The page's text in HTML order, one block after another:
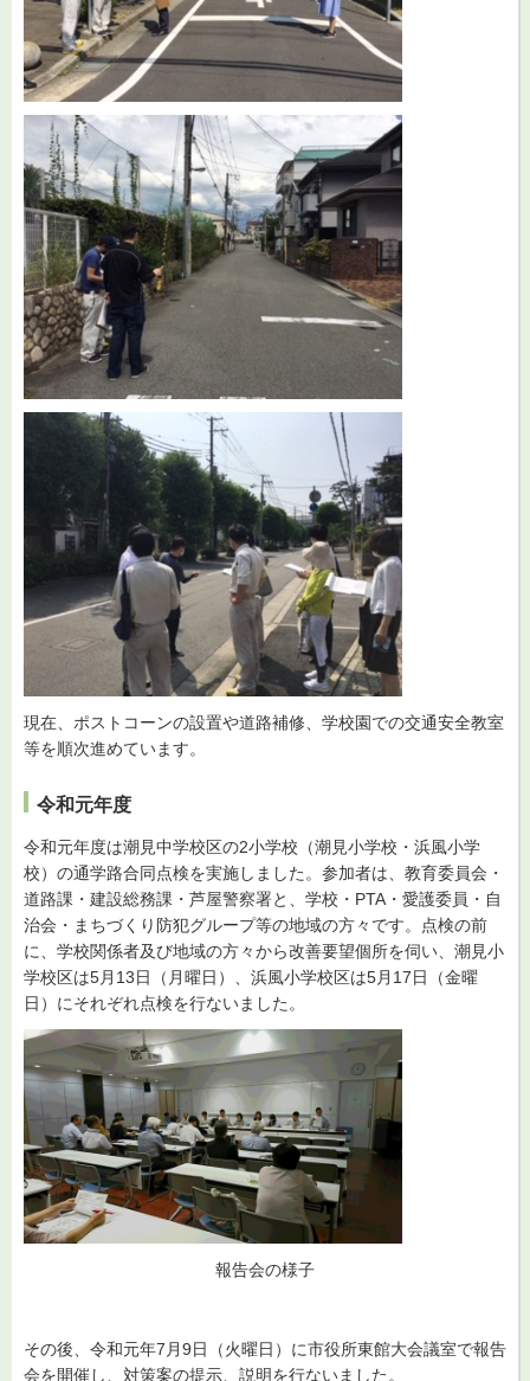
現在、ポストコーンの設置や道路補修、学校園での交通安全教室
等を順次進めています。
令和元年度
令和元年度は潮見中学校区の2小学校（潮見小学校・浜風小学
校）の通学路合同点検を実施しました。参加者は、教育委員会・
道路課・建設総務課・芦屋警察署と、学校・PTA・愛護委員・自
治会・まちづくり防犯グループ等の地域の方々です。点検の前
に、学校関係者及び地域の方々から改善要望個所を伺い、潮見小
学校区は5月13日（月曜日）、浜風小学校区は5月17日（金曜
日）にそれぞれ点検を行ないました。
報告会の様子
その後、令和元年7月9日（火曜日）に市役所東館大会議室で報告
会を開催し、対策案の提示、説明を行ないました。